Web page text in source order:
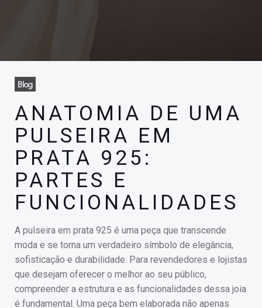
Blog
ANATOMIA DE UMA
PULSEIRA EM
PRATA 925:
PARTES E
FUNCIONALIDADES
A pulseira em prata 925 é uma peça que transcende
moda e se torna um verdadeiro símbolo de elegância,
sofisticação e durabilidade. Para revendedores e lojistas
que desejam oferecer o melhor ao seu público,
compreender a estrutura e as funcionalidades dessa joia
é fundamental. Uma peça bem elaborada não apenas